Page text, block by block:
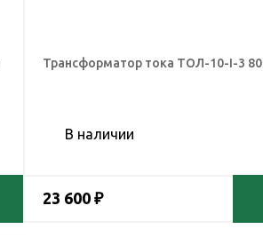
Трансформатор тока ТОЛ-10-I-3 80
В наличии
23 600 ₽